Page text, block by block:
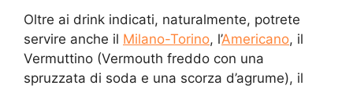
Oltre ai drink indicati, naturalmente, potrete
servire anche il Milano-Torino, l’Americano, il
Vermuttino (Vermouth freddo con una
spruzzata di soda e una scorza d’agrume), il